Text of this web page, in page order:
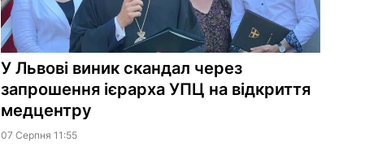
У Львові виник скандал через
запрошення ієрарха УПЦ на відкриття
медцентру
07 Серпня 11:55